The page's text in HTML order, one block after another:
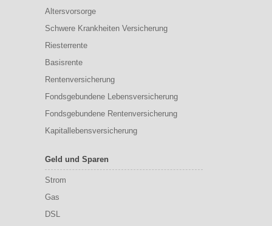
Altersvorsorge
Schwere Krankheiten Versicherung
Riesterrente
Basisrente
Rentenversicherung
Fondsgebundene Lebensversicherung
Fondsgebundene Rentenversicherung
Kapitallebensversicherung
Geld und Sparen
Strom
Gas
DSL